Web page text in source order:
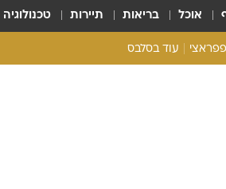
אוכל בריאות תיירות טכנולוגיה
פפראצי עוד בסלבס